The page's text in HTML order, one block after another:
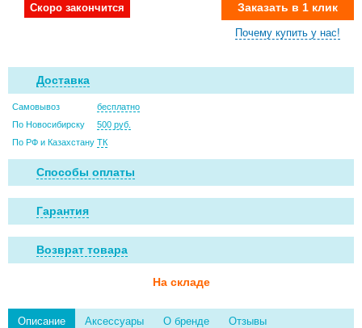
Скоро закончится Заказать в 1 клик
Почему купить у нас!
Доставка
Самовывоз
бесплатно
По Новосибирску
500 руб.
По РФ и Казахстану ТК
Способы оплаты
Гарантия
Возврат товара
На складе
Описание Аксессуары О бренде Отзывы